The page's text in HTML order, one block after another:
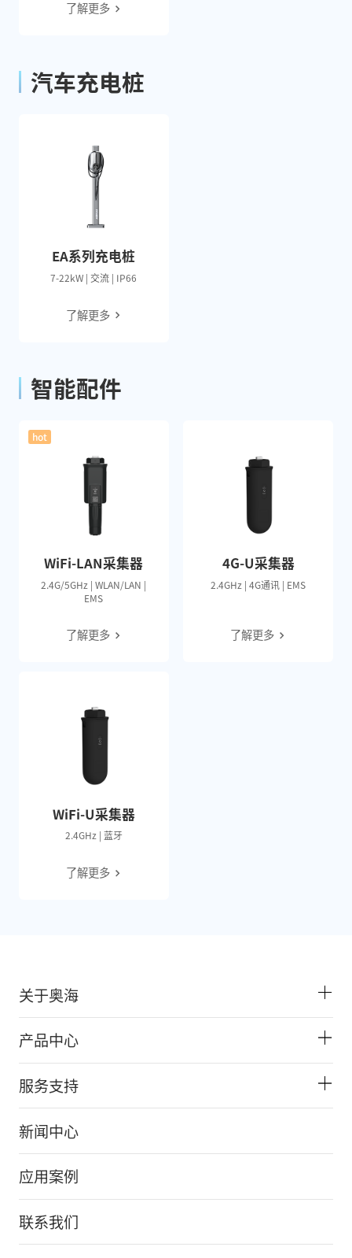
了解更多
汽车充电桩
EA系列充电桩
7-22kW | 交流 | IP66
了解更多
智能配件
hot
WiFi-LAN采集器
2.4G/5GHz | WLAN/LAN |
EMS
了解更多
4G-U采集器
2.4GHz | 4G通讯 | EMS
了解更多
WiFi-U采集器
2.4GHz | 蓝牙
了解更多
关于奥海
产品中心
服务支持
新闻中心
应用案例
联系我们